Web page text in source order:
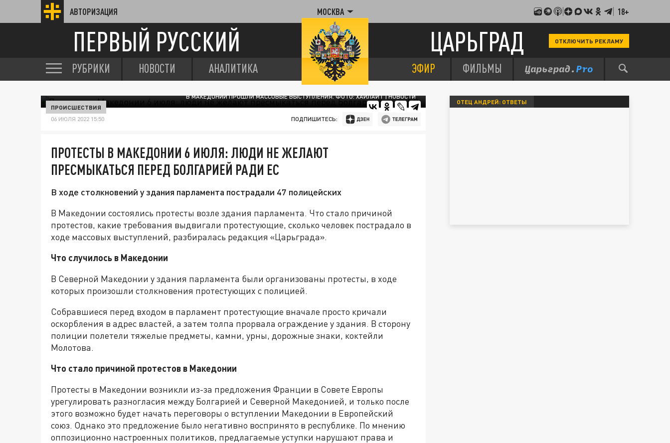
АВТОРИЗАЦИЯ МОСКВА 18+
ПЕРВЫЙ РУССКИЙ ЦАРЬГРАД ОТКЛЮЧИТЬ РЕКЛАМУ
РУБРИКИ НОВОСТИ АНАЛИТИКА ЭФИР ФИЛЬМЫ
В МАКЕДОНИИ ПРОШЛИ МАССОВЫЕ ВЫСТУПЛЕНИЯ. ФОТО: ХАЙЛАЙТ | НОВОСТИ
ПРОИСШЕСТВИЯ
06 ИЮЛЯ 2022 15:50 ПОДПИШИТЕСЬ:
ПРОТЕСТЫ В МАКЕДОНИИ 6 ИЮЛЯ: ЛЮДИ НЕ ЖЕЛАЮТ
ПРЕСМЫКАТЬСЯ ПЕРЕД БОЛГАРИЕЙ РАДИ ЕС
В ходе столкновений у здания парламента пострадали 47 полицейских
В Македонии состоялись протесты возле здания парламента. Что стало причиной
протестов, какие требования выдвигали протестующие, сколько человек пострадало в
ходе массовых выступлений, разбиралась редакция «Царьграда».
Что случилось в Македонии
В Северной Македонии у здания парламента были организованы протесты, в ходе
которых произошли столкновения протестующих с полицией.
Собравшиеся перед входом в парламент протестующие вначале просто кричали
оскорбления в адрес властей, а затем толпа прорвала ограждение у здания. В сторону
полиции полетели тяжелые предметы, камни, урны, дорожные знаки, коктейли
Молотова.
Что стало причиной протестов в Македонии
Протесты в Македонии возникли из-за предложения Франции в Совете Европы
урегулировать разногласия между Болгарией и Северной Македонией, и только после
этого возможно будет начать переговоры о вступлении Македонии в Европейский
союз. Однако это предложение было негативно воспринято в республике. По мнению
оппозиционно настроенных политиков, предлагаемые уступки нарушают права и
ОТЕЦ АНДРЕЙ: ОТВЕТЫ